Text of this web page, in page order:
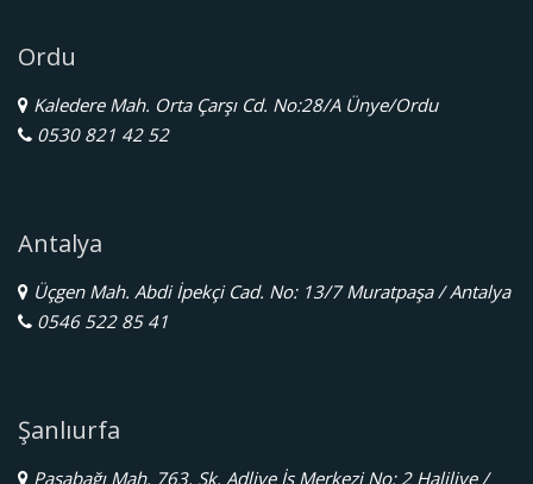
Ordu
Kaledere Mah. Orta Çarşı Cd. No:28/A Ünye/Ordu
0530 821 42 52
Antalya
Üçgen Mah. Abdi İpekçi Cad. No: 13/7 Muratpaşa / Antalya
0546 522 85 41
Şanlıurfa
Paşabağı Mah. 763. Sk. Adliye İş Merkezi No: 2 Haliliye /